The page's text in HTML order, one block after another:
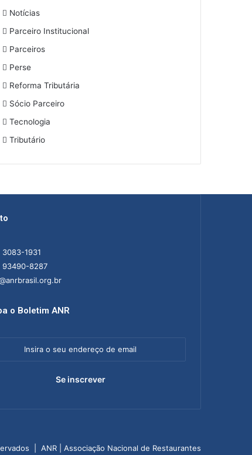
Notícias
Parceiro Institucional
Parceiros
Perse
Reforma Tributária
Sócio Parceiro
Tecnologia
Tributário
3083-1931
93490-8287
o Boletim ANR
| ANR | Associação Nacional de Restaurantes